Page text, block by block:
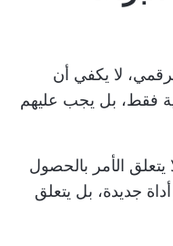
لا يكفي أن
فقط، بل يجب عليهم
يتعلق الأمر بالحصول
أو أداة جديدة، بل يتعلق